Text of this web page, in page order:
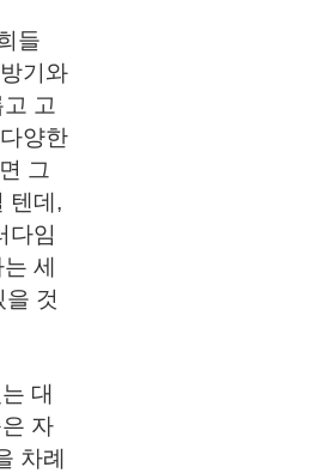
들
기와
고
양한
그
텐데,
다임
세
것
대
자
차례